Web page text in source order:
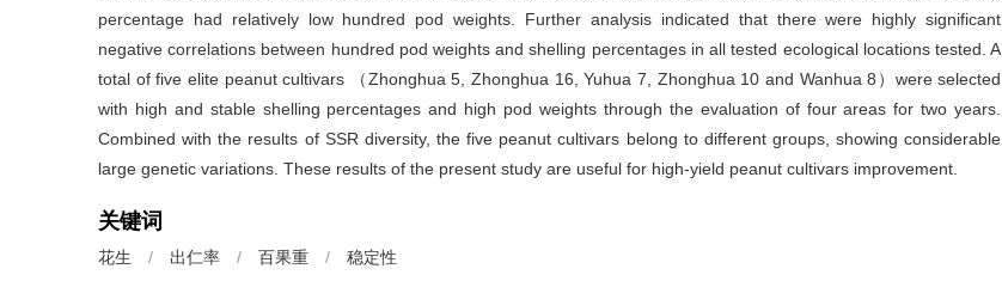
percentage had relatively low hundred pod weights. Further analysis indicated that there were highly significant
negative correlations between hundred pod weights and shelling percentages in all tested ecological locations tested. A
total of five elite peanut cultivars （Zhonghua 5, Zhonghua 16, Yuhua 7, Zhonghua 10 and Wanhua 8）were selected
with high and stable shelling percentages and high pod weights through the evaluation of four areas for two years.
Combined with the results of SSR diversity, the five peanut cultivars belong to different groups, showing considerable
large genetic variations. These results of the present study are useful for high-yield peanut cultivars improvement.
关键词
花生 / 出仁率 / 百果重 / 稳定性